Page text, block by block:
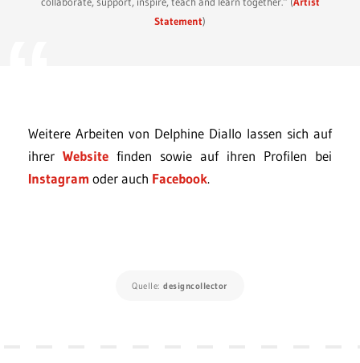
Statement)
Weitere Arbeiten von Delphine Diallo lassen sich auf
ihrer Website finden sowie auf ihren Profilen bei
Instagram oder auch Facebook.
Quelle: designcollector